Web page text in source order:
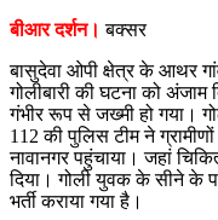
बीआर दर्शन। बक्सर
बासुदेवा ओपी क्षेत्र के आथर
गोलीबारी की घटना को
गंभीर रूप से जख्मी हो गया।
112 की पुलिस टीम ने
नावानगर पहुंचाया। जहां
दिया। गोली युवक के सीने के
भर्ती कराया गया है।